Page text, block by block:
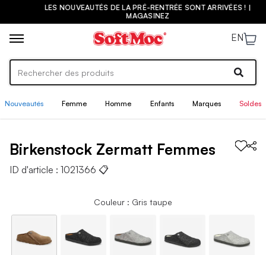
LES NOUVEAUTÉS DE LA PRÉ-RENTRÉE SONT ARRIVÉES ! |
MAGASINEZ
EN
Nouveautés Femme Homme Enfants Marques Soldes
Birkenstock Zermatt Femmes
ID d'article : 1021366 📋
Couleur : Gris taupe